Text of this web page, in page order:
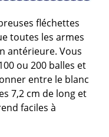
fléchettes
toutes les armes
antérieure. Vous
ou 200 balles et
entre le blanc
7,2 cm de long et
faciles à